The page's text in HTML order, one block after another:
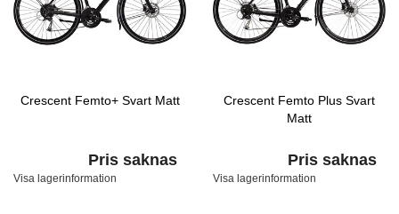
Crescent Femto+ Svart Matt
Pris saknas
Visa lagerinformation
Crescent Femto Plus Svart
Matt
Pris saknas
Visa lagerinformation